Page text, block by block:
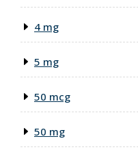
4 mg
5 mg
50 mcg
50 mg